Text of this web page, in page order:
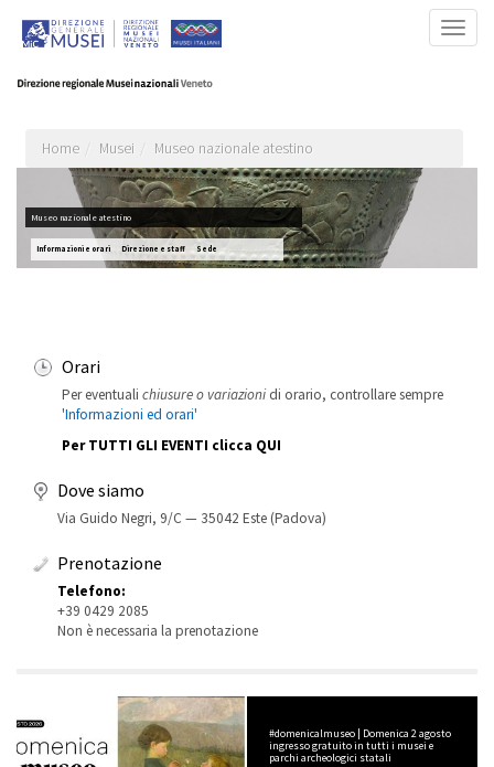
principale
Home Musei Museo nazionale atestino
Museo nazionale atestino
Informazioni e orari Direzione e staff Sede
Orari
Per eventuali chiusure o variazioni di orario, controllare sempre
'Informazioni ed orari'
Per TUTTI GLI EVENTI clicca QUI
Dove siamo
Via Guido Negri, 9/C — 35042 Este (Padova)
Prenotazione
Telefono:
+39 0429 2085
Non è necessaria la prenotazione
#domenicalmuseo | Domenica 2 agosto
ingresso gratuito in tutti i musei e
parchi archeologici statali